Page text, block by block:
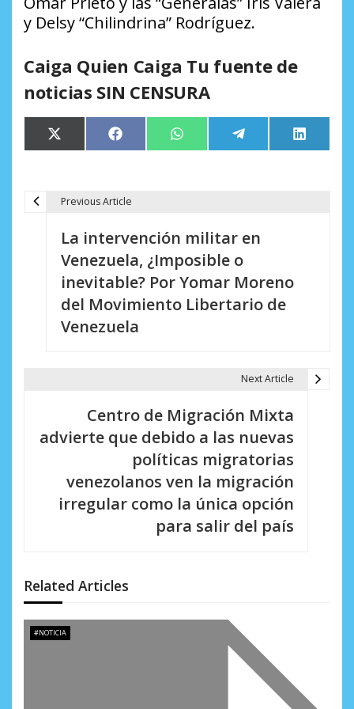
y Delsy “Chilindrina” Rodríguez.
Caiga Quien Caiga Tu fuente de
noticias SIN CENSURA
Compartir
en
X
(Twitter)
Compartir
en
Facebook Compartir
en
WhatsApp Compartir
en
Telegram
en
LinkedIn
n
t
r
Previous Article
La intervención militar en
Venezuela, ¿Imposible o
inevitable? Por Yomar Moreno
del Movimiento Libertario de
Venezuela
Next Article
Centro de Migración Mixta
advierte que debido a las nuevas
políticas migratorias
venezolanos ven la migración
irregular como la única opción
para salir del país
Related Articles
#NOTICIA